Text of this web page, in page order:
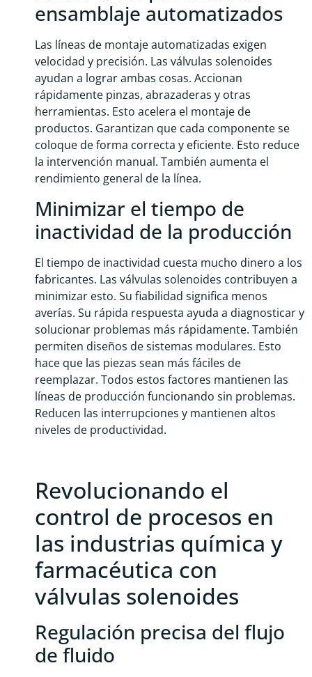
ensamblaje automatizados
Las líneas de montaje automatizadas exigen
velocidad y precisión. Las válvulas solenoides
ayudan a lograr ambas cosas. Accionan
rápidamente pinzas, abrazaderas y otras
herramientas. Esto acelera el montaje de
productos. Garantizan que cada componente se
coloque de forma correcta y eficiente. Esto reduce
la intervención manual. También aumenta el
rendimiento general de la línea.
Minimizar el tiempo de
inactividad de la producción
El tiempo de inactividad cuesta mucho dinero a los
fabricantes. Las válvulas solenoides contribuyen a
minimizar esto. Su fiabilidad significa menos
averías. Su rápida respuesta ayuda a diagnosticar y
solucionar problemas más rápidamente. También
permiten diseños de sistemas modulares. Esto
hace que las piezas sean más fáciles de
reemplazar. Todos estos factores mantienen las
líneas de producción funcionando sin problemas.
Reducen las interrupciones y mantienen altos
niveles de productividad.
Revolucionando el
control de procesos en
las industrias química y
farmacéutica con
válvulas solenoides
Regulación precisa del flujo
de fluido